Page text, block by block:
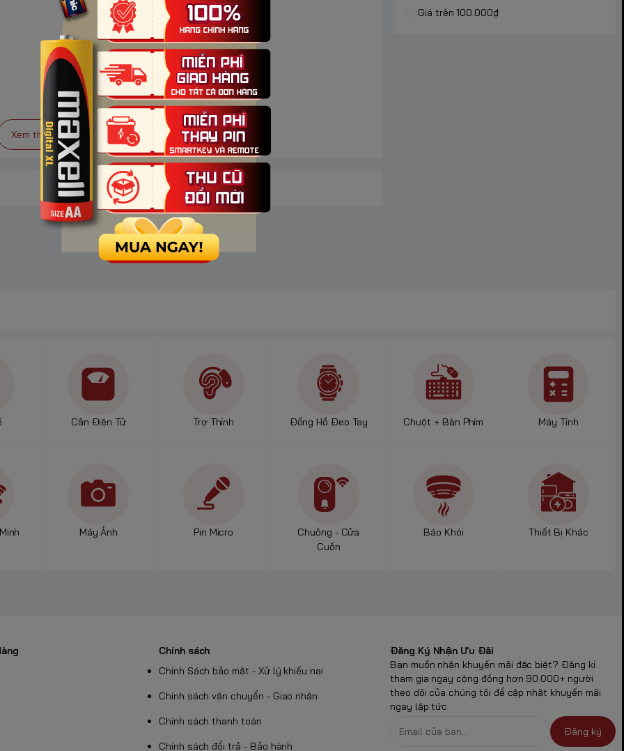
Xem thêm
Giá trên 100.000₫
Cân Điện Tử Trợ Thính Đồng Hồ Đeo Tay Chuột + Bàn Phím Máy Tính
Máy Ảnh Pin Micro
Chuông - Cửa
Cuốn
Báo Khói Thiết Bị Khác
Chính sách
Chính Sách bảo mật - Xử lý khiếu nại
Chính sách vận chuyển - Giao nhận
Chính sách thanh toán
Chính sách đổi trả - Bảo hành
Đăng Ký Nhận Ưu Đãi
Bạn muốn nhận khuyến mãi đặc biệt? Đăng kí
tham gia ngay cộng đồng hơn 90.000+ người
theo dõi của chúng tôi để cập nhật khuyến mãi
ngay lập tức
Đăng ký